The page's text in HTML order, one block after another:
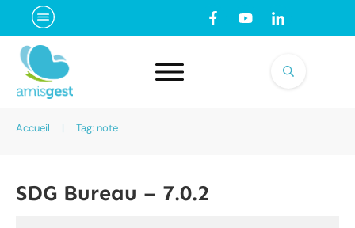
Accueil | Tag: note
SDG Bureau – 7.0.2